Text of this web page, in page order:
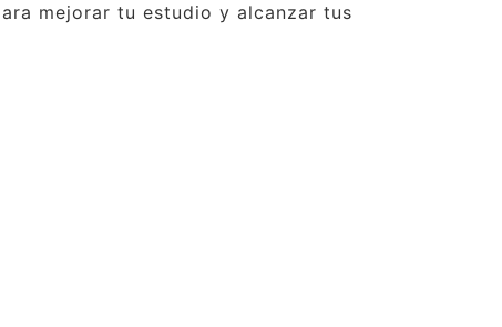
mejorar tu estudio y alcanzar tus